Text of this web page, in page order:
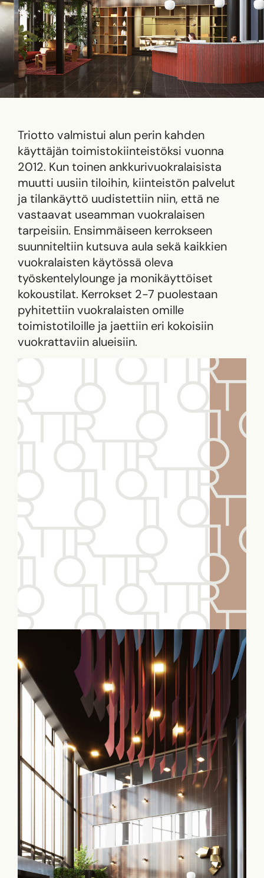
Triotto valmistui alun perin kahden
käyttäjän toimistokiinteistöksi vuonna
2012. Kun toinen ankkurivuokralaisista
muutti uusiin tiloihin, kiinteistön palvelut
ja tilankäyttö uudistettiin niin, että ne
vastaavat useamman vuokralaisen
tarpeisiin. Ensimmäiseen kerrokseen
suunniteltiin kutsuva aula sekä kaikkien
vuokralaisten käytössä oleva
työskentelylounge ja monikäyttöiset
kokoustilat. Kerrokset 2-7 puolestaan
pyhitettiin vuokralaisten omille
toimistotiloille ja jaettiin eri kokoisiin
vuokrattaviin alueisiin.